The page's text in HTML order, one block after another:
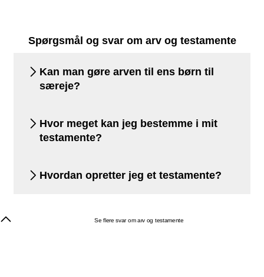
Spørgsmål og svar om arv og testamente
Kan man gøre arven til ens børn til
særeje?
Hvor meget kan jeg bestemme i mit
testamente?
Hvordan opretter jeg et testamente?
Se flere svar om arv og testamente